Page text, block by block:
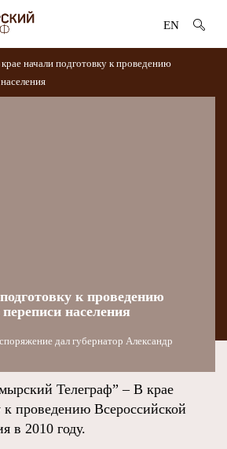
EN
начали подготовку к проведению
к проведению
населения
дал губернатор Александр
Телеграф” – В крае
к проведению Всероссийской
в 2010 году.